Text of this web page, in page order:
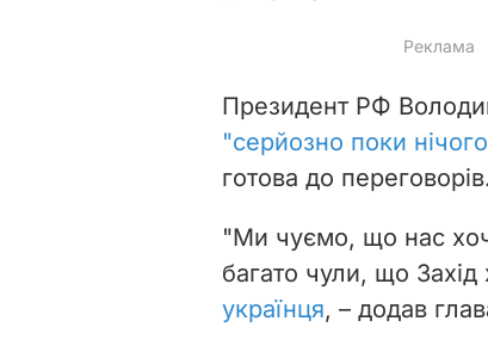
Президент РФ
"серйозно поки
готова до
"Ми чуємо, що нас
багато чули, що
українця, – додав